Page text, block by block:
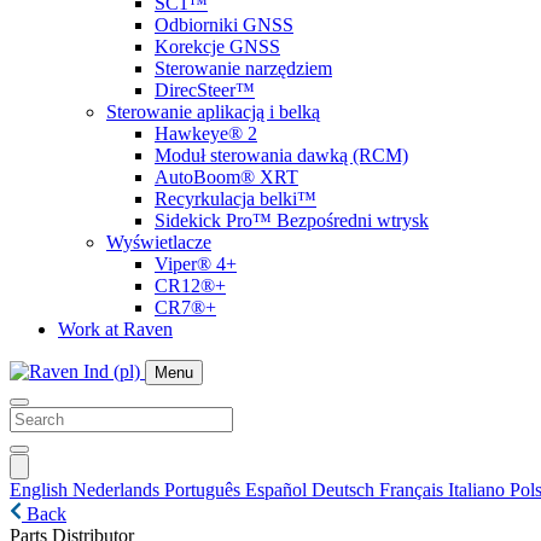
Odbiorniki GNSS
Korekcje GNSS
Sterowanie narzędziem
DirecSteer™
Sterowanie aplikacją i belką
Hawkeye® 2
Moduł sterowania dawką (RCM)
AutoBoom® XRT
Recyrkulacja belki™
Sidekick Pro™ Bezpośredni wtrysk
Wyświetlacze
Viper® 4+
CR12®+
CR7®+
Work at Raven
Menu
English Nederlands Português Español Deutsch Français Italiano
Back
Parts Distributor